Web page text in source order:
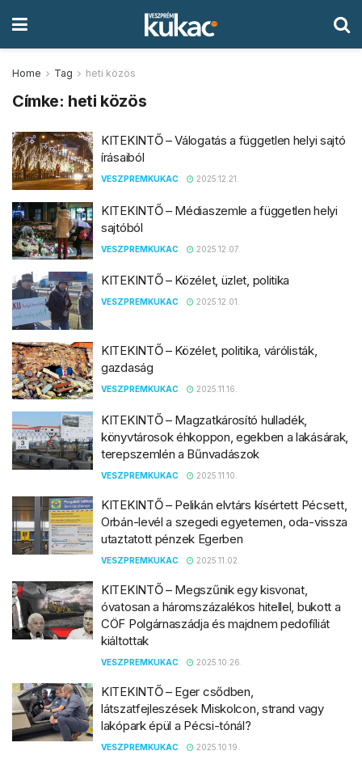
Home Tag heti közös
Címke: heti közös
KITEKINTŐ – Válogatás a független helyi sajtó
írásaiból
VESZPREMKUKAC 2025.12.21.
KITEKINTŐ – Médiaszemle a független helyi
sajtóból
VESZPREMKUKAC 2025.12.07.
KITEKINTŐ – Közélet, üzlet, politika
VESZPREMKUKAC 2025.12.01.
KITEKINTŐ – Közélet, politika, várólisták,
gazdaság
VESZPREMKUKAC 2025.11.16.
KITEKINTŐ – Magzatkárosító hulladék,
könyvtárosok éhkoppon, egekben a lakásárak,
terepszemlén a Bűnvadászok
VESZPREMKUKAC 2025.11.10.
KITEKINTŐ – Pelikán elvtárs kísértett Pécsett,
Orbán-levél a szegedi egyetemen, oda-vissza
utaztatott pénzek Egerben
VESZPREMKUKAC 2025.11.02.
KITEKINTŐ – Megszűnik egy kisvonat,
óvatosan a háromszázalékos hitellel, bukott a
CÖF Polgárnaszádja és majdnem pedofíliát
kiáltottak
VESZPREMKUKAC 2025.10.26.
KITEKINTŐ – Eger csődben,
látszatfejleszések Miskolcon, strand vagy
lakópark épül a Pécsi-tónál?
VESZPREMKUKAC 2025.10.19.